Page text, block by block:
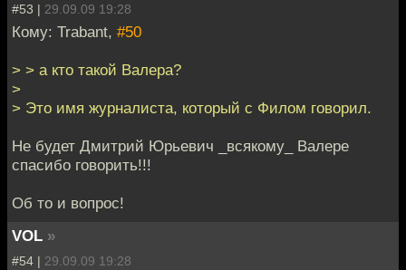
#53 | 29.09.09 19:28
Кому: Trabant, #50
> > а кто такой Валера?
>
> Это имя журналиста, который с Филом говорил.
Не будет Дмитрий Юрьевич _всякому_ Валере
спасибо говорить!!!
Об то и вопрос!
VOL »
#54 | 29.09.09 19:28